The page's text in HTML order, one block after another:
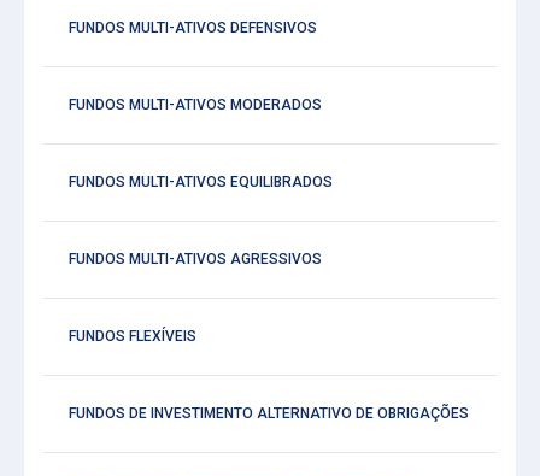
FUNDOS MULTI-ATIVOS DEFENSIVOS
FUNDOS MULTI-ATIVOS MODERADOS
FUNDOS MULTI-ATIVOS EQUILIBRADOS
FUNDOS MULTI-ATIVOS AGRESSIVOS
FUNDOS FLEXÍVEIS
FUNDOS DE INVESTIMENTO ALTERNATIVO DE OBRIGAÇÕES